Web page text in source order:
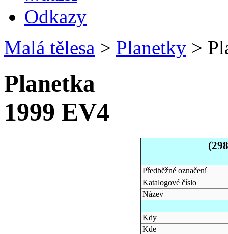
Odkazy
Malá tělesa > Planetky >
Planetka
1999 EV4
Předběžné označení
Katalogové číslo
Název
Kdy
Kde